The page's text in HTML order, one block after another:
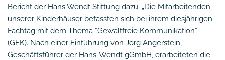
Bericht der Hans Wendt Stiftung dazu: „Die Mitarbeitenden
unserer Kinderhäuser befassten sich bei ihrem diesjährigen
Fachtag mit dem Thema “Gewaltfreie Kommunikation”
(GFK). Nach einer Einführung von Jörg Angerstein,
Geschäftsführer der Hans-Wendt gGmbH, erarbeiteten die